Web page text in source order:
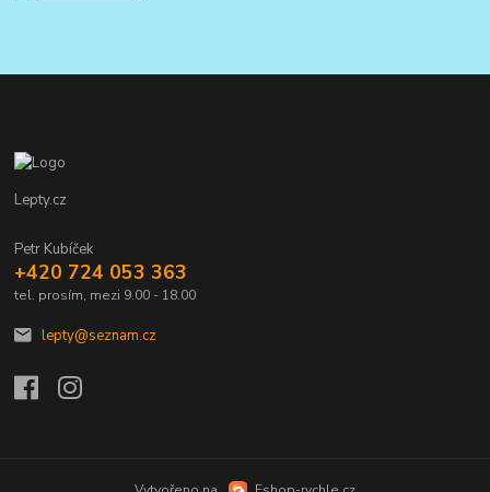
Lepty.cz
Petr Kubíček
+420 724 053 363
tel. prosím, mezi 9.00 - 18.00
lepty@seznam.cz